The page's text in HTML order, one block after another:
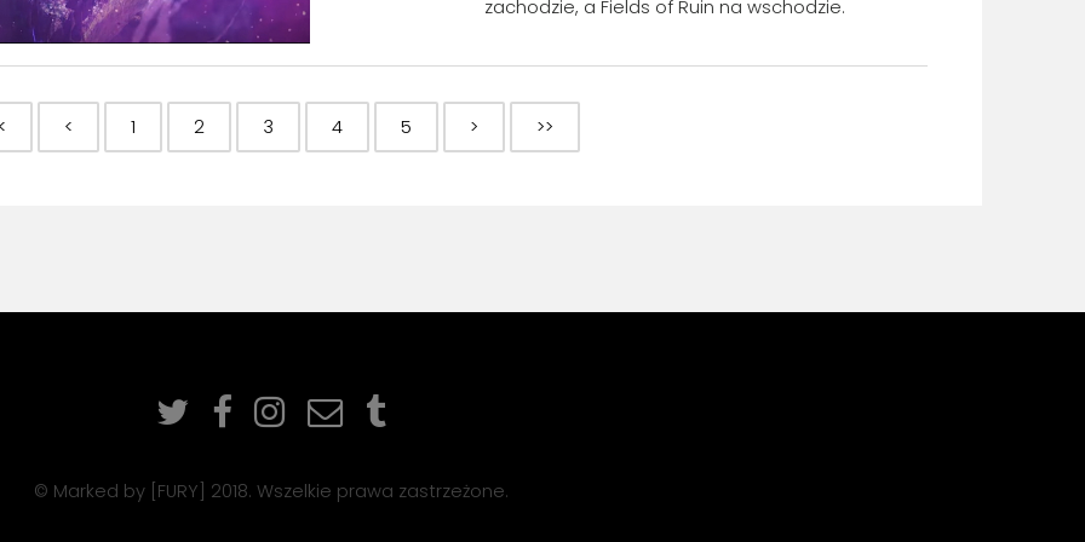
zachodzie, a Fields of Ruin na wschodzie.
< 1 2 3 4 5 > >>
© Marked by [FURY] 2018. Wszelkie prawa zastrzeżone.